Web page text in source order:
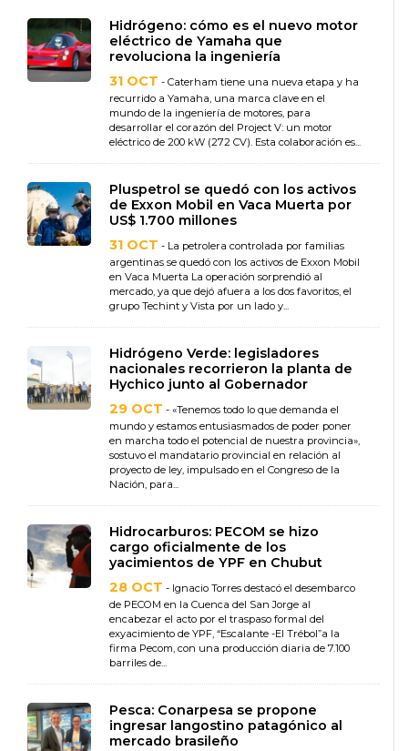
Hidrógeno: cómo es el nuevo motor
eléctrico de Yamaha que
revoluciona la ingeniería
31 OCT - Caterham tiene una nueva etapa y ha
recurrido a Yamaha, una marca clave en el
mundo de la ingeniería de motores, para
desarrollar el corazón del Project V: un motor
eléctrico de 200 kW (272 CV). Esta colaboración es...
Pluspetrol se quedó con los activos
de Exxon Mobil en Vaca Muerta por
US$ 1.700 millones
31 OCT - La petrolera controlada por familias
argentinas se quedó con los activos de Exxon Mobil
en Vaca Muerta La operación sorprendió al
mercado, ya que dejó afuera a los dos favoritos, el
grupo Techint y Vista por un lado y...
Hidrógeno Verde: legisladores
nacionales recorrieron la planta de
Hychico junto al Gobernador
29 OCT - «Tenemos todo lo que demanda el
mundo y estamos entusiasmados de poder poner
en marcha todo el potencial de nuestra provincia»,
sostuvo el mandatario provincial en relación al
proyecto de ley, impulsado en el Congreso de la
Nación, para...
Hidrocarburos: PECOM se hizo
cargo oficialmente de los
yacimientos de YPF en Chubut
28 OCT - Ignacio Torres destacó el desembarco
de PECOM en la Cuenca del San Jorge al
encabezar el acto por el traspaso formal del
exyacimiento de YPF, “Escalante -El Trébol”a la
firma Pecom, con una producción diaria de 7.100
barriles de...
Pesca: Conarpesa se propone
ingresar langostino patagónico al
mercado brasileño